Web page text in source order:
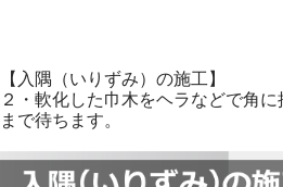
【入隅（いりずみ）の施工】
２・軟化した巾木をヘラなどで角
まで待ちます。